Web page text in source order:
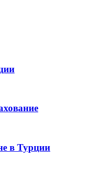
в Турции